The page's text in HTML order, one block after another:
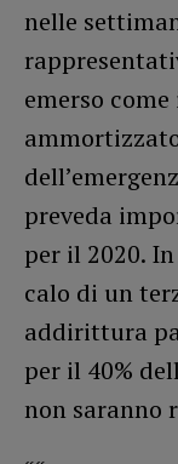
nelle
emerso
preveda
per il 2020.
calo di un
addirittura
per il 40%
non saranno